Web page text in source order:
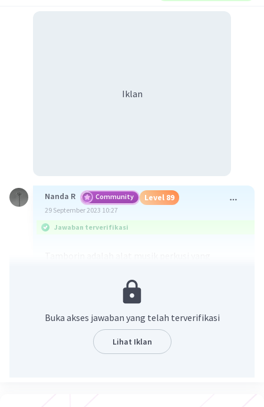
Iklan
Nanda R Community Level 89
29 September 2023 10:27
Jawaban terverifikasi
tamborin juga termasuk dalam jenis alat musik
ritmis modern ini mempunyai jenis suara yang
sama dengan marakas
Beri Rating· 0 ) Balas
Buka akses jawaban yang telah terverifikasi
Lihat Iklan